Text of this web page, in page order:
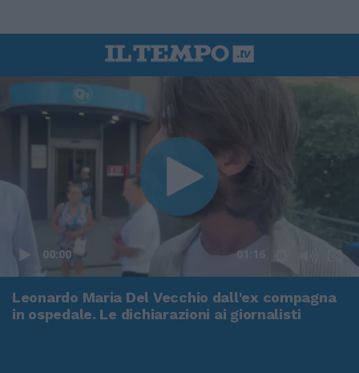
00:00 01:16
Leonardo Maria Del Vecchio dall'ex compagna
in ospedale. Le dichiarazioni ai giornalisti